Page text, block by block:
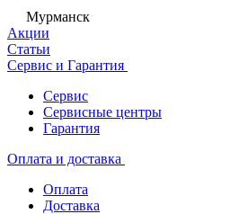
Мурманск
Акции
Статьи
Сервис и Гарантия
Сервис
Сервисные центры
Гарантия
Оплата и доставка
Оплата
Доставка